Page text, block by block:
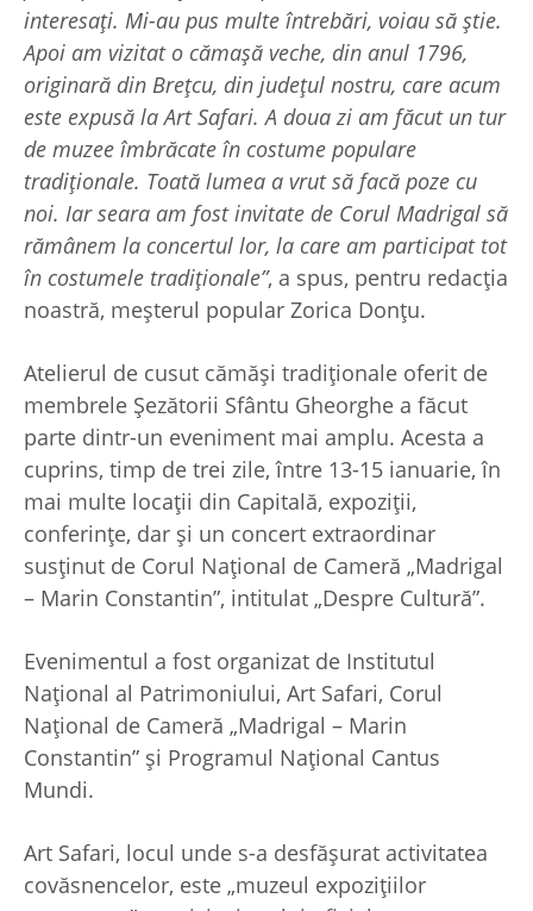
interesați. Mi-au pus multe întrebări, voiau să știe.
Apoi am vizitat o cămașă veche, din anul 1796,
originară din Brețcu, din județul nostru, care acum
este expusă la Art Safari. A doua zi am făcut un tur
de muzee îmbrăcate în costume populare
tradiționale. Toată lumea a vrut să facă poze cu
noi. Iar seara am fost invitate de Corul Madrigal să
rămânem la concertul lor, la care am participat tot
în costumele tradiționale”, a spus, pentru redacția
noastră, meșterul popular Zorica Donțu.
Atelierul de cusut cămăși tradiționale oferit de
membrele Șezătorii Sfântu Gheorghe a făcut
parte dintr-un eveniment mai amplu. Acesta a
cuprins, timp de trei zile, între 13-15 ianuarie, în
mai multe locații din Capitală, expoziții,
conferințe, dar și un concert extraordinar
susținut de Corul Național de Cameră „Madrigal
– Marin Constantin”, intitulat „Despre Cultură”.
Evenimentul a fost organizat de Institutul
Național al Patrimoniului, Art Safari, Corul
Național de Cameră „Madrigal – Marin
Constantin” și Programul Național Cantus
Mundi.
Art Safari, locul unde s-a desfășurat activitatea
covăsnencelor, este „muzeul expozițiilor